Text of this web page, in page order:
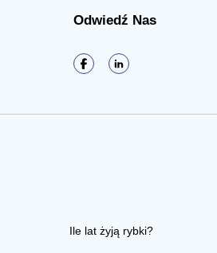
Odwiedź Nas
Ile lat żyją rybki?